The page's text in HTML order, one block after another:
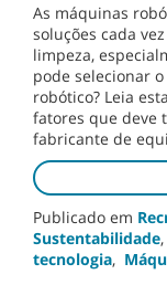
As máquinas
soluções cada
limpeza,
pode selecionar
robótico? Leia
fatores que deve
fabricante de
Publicado em
Sustentabilidade,
tecnologia,